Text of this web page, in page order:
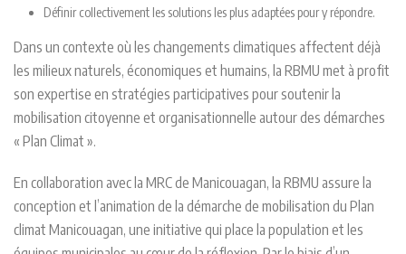
Définir collectivement les solutions les plus adaptées pour y répondre.
Dans un contexte où les changements climatiques affectent déjà
les milieux naturels, économiques et humains, la RBMU met à profit
son expertise en stratégies participatives pour soutenir la
mobilisation citoyenne et organisationnelle autour des démarches
« Plan Climat ».
En collaboration avec la MRC de Manicouagan, la RBMU assure la
conception et l’animation de la démarche de mobilisation du Plan
climat Manicouagan, une initiative qui place la population et les